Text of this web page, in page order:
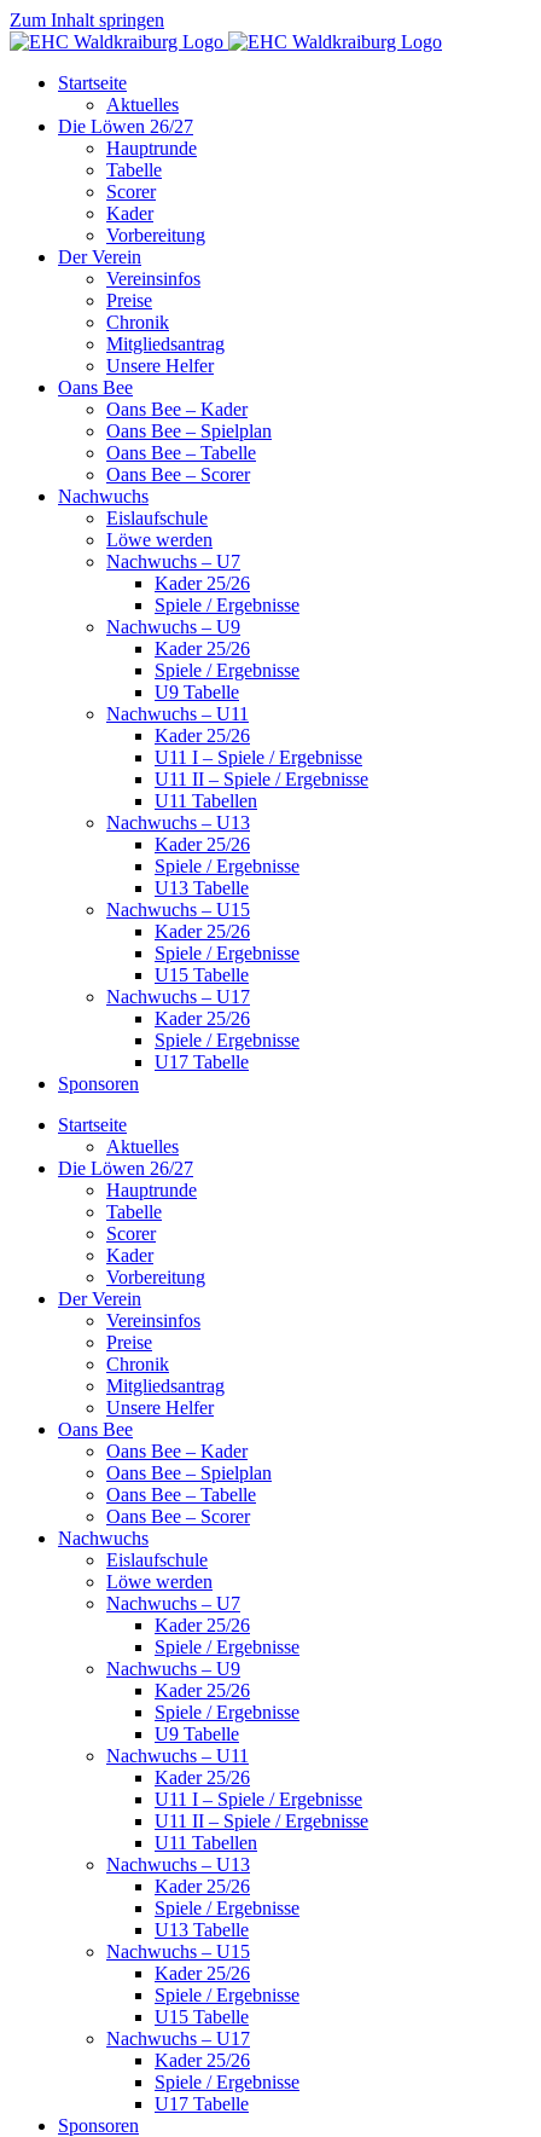
Zum Inhalt springen
Startseite
Aktuelles
Die Löwen 26/27
Hauptrunde
Tabelle
Scorer
Kader
Vorbereitung
Der Verein
Vereinsinfos
Preise
Chronik
Mitgliedsantrag
Unsere Helfer
Oans Bee
Oans Bee – Kader
Oans Bee – Spielplan
Oans Bee – Tabelle
Oans Bee – Scorer
Nachwuchs
Eislaufschule
Löwe werden
Nachwuchs – U7
Kader 25/26
Spiele / Ergebnisse
Nachwuchs – U9
Kader 25/26
Spiele / Ergebnisse
U9 Tabelle
Nachwuchs – U11
Kader 25/26
U11 I – Spiele / Ergebnisse
U11 II – Spiele / Ergebnisse
U11 Tabellen
Nachwuchs – U13
Kader 25/26
Spiele / Ergebnisse
U13 Tabelle
Nachwuchs – U15
Kader 25/26
Spiele / Ergebnisse
U15 Tabelle
Nachwuchs – U17
Kader 25/26
Spiele / Ergebnisse
U17 Tabelle
Sponsoren
Startseite
Aktuelles
Die Löwen 26/27
Hauptrunde
Tabelle
Scorer
Kader
Vorbereitung
Der Verein
Vereinsinfos
Preise
Chronik
Mitgliedsantrag
Unsere Helfer
Oans Bee
Oans Bee – Kader
Oans Bee – Spielplan
Oans Bee – Tabelle
Oans Bee – Scorer
Nachwuchs
Eislaufschule
Löwe werden
Nachwuchs – U7
Kader 25/26
Spiele / Ergebnisse
Nachwuchs – U9
Kader 25/26
Spiele / Ergebnisse
U9 Tabelle
Nachwuchs – U11
Kader 25/26
U11 I – Spiele / Ergebnisse
U11 II – Spiele / Ergebnisse
U11 Tabellen
Nachwuchs – U13
Kader 25/26
Spiele / Ergebnisse
U13 Tabelle
Nachwuchs – U15
Kader 25/26
Spiele / Ergebnisse
U15 Tabelle
Nachwuchs – U17
Kader 25/26
Spiele / Ergebnisse
U17 Tabelle
Sponsoren